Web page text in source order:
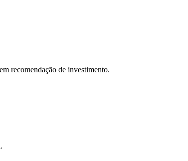
recomendação de investimento.